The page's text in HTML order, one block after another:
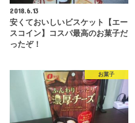
2018.6.13
安くておいしいビスケット【エー
スコイン】コスパ最高のお菓子だ
ったぞ！
お菓子